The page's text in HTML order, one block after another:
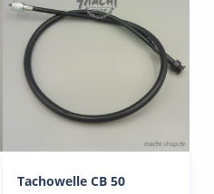
Tachowelle CB 50